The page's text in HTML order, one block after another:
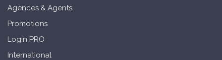
Agences & Agents
Promotions
Login PRO
International